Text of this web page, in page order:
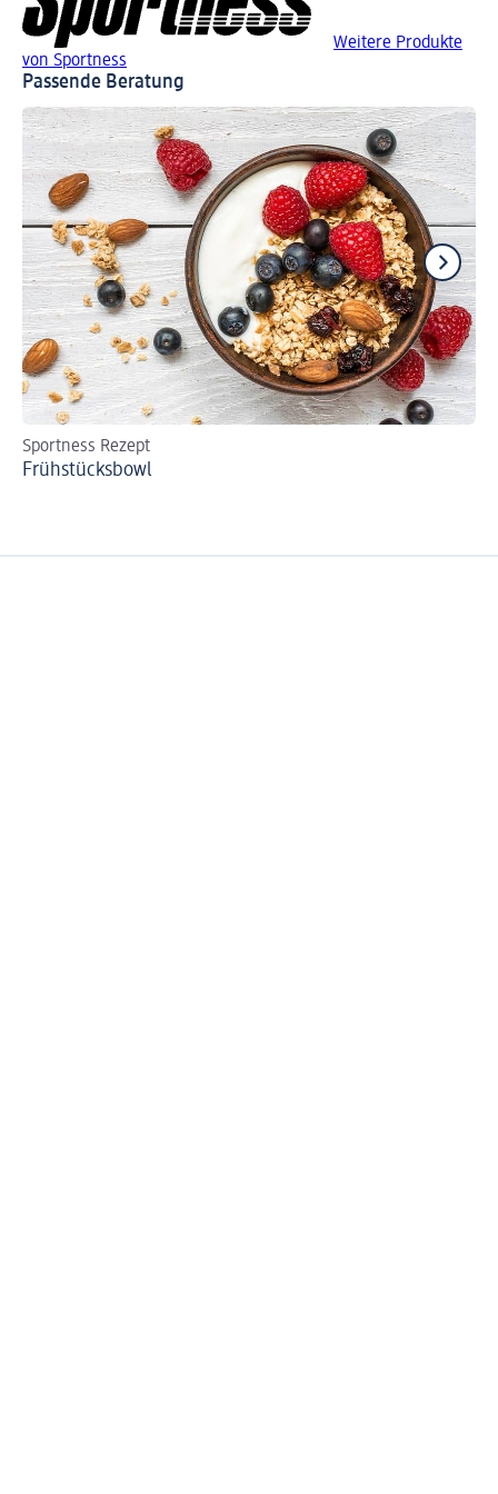
Weitere Produkte
von Sportness
Passende Beratung
Sportness Rezept
Frühstücksbowl